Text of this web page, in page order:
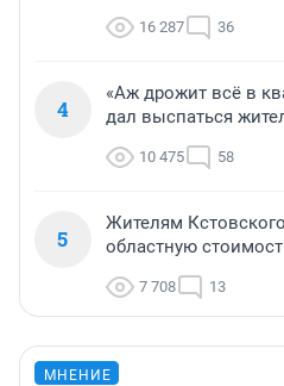
16 287 36
4
«Аж дрожит всё в
дал выспаться
10 475 58
5
Жителям
областную
7 708 13
МНЕНИЕ